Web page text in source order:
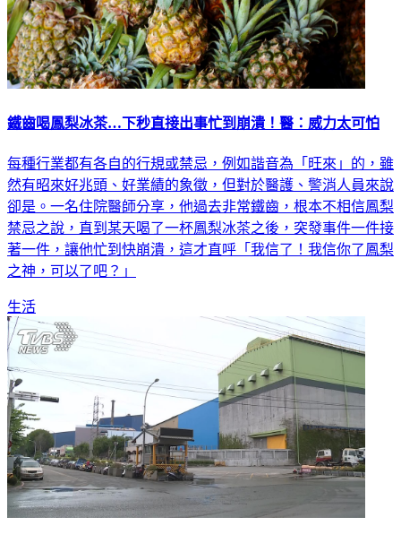
鐵齒喝鳳梨冰茶…下秒直接出事忙到崩潰！醫：威力太可怕
每種行業都有各自的行規或禁忌，例如諧音為「旺來」的，雖
然有昭來好兆頭、好業績的象徵，但對於醫護、警消人員來說
卻是。一名住院醫師分享，他過去非常鐵齒，根本不相信鳳梨
禁忌之說，直到某天喝了一杯鳳梨冰茶之後，突發事件一件接
著一件，讓他忙到快崩潰，這才直呼「我信了！我信你了鳳梨
之神，可以了吧？」
生活